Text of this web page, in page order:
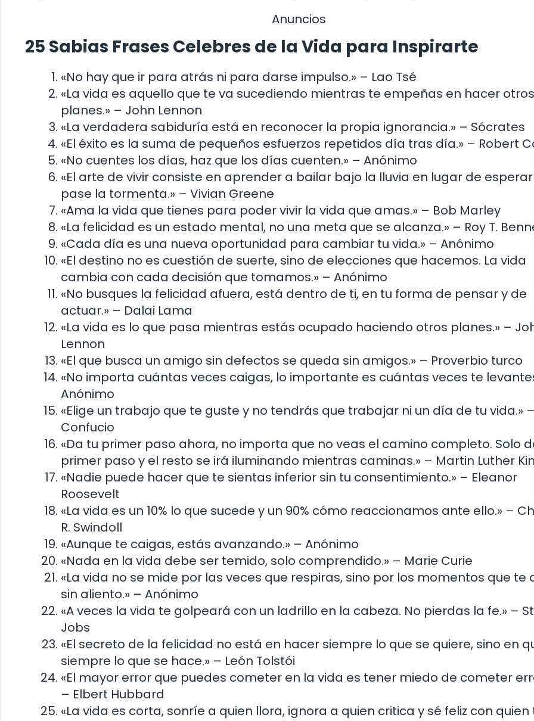
Anuncios
25 Sabias Frases Celebres de la Vida para Inspirarte
«No hay que ir para atrás ni para darse impulso.» – Lao Tsé
«La vida es aquello que te va sucediendo mientras te empeñas en hacer otros
planes.» – John Lennon
«La verdadera sabiduría está en reconocer la propia ignorancia.» – Sócrates
«El éxito es la suma de pequeños esfuerzos repetidos día tras día.» – Robert
«No cuentes los días, haz que los días cuenten.» – Anónimo
«El arte de vivir consiste en aprender a bailar bajo la lluvia en lugar de
pase la tormenta.» – Vivian Greene
«Ama la vida que tienes para poder vivir la vida que amas.» – Bob Marley
«La felicidad es un estado mental, no una meta que se alcanza.» – Roy T.
«Cada día es una nueva oportunidad para cambiar tu vida.» – Anónimo
«El destino no es cuestión de suerte, sino de elecciones que hacemos. La vida
cambia con cada decisión que tomamos.» – Anónimo
«No busques la felicidad afuera, está dentro de ti, en tu forma de pensar y de
actuar.» – Dalai Lama
«La vida es lo que pasa mientras estás ocupado haciendo otros planes.» –
Lennon
«El que busca un amigo sin defectos se queda sin amigos.» – Proverbio turco
«No importa cuántas veces caigas, lo importante es cuántas veces te
Anónimo
«Elige un trabajo que te guste y no tendrás que trabajar ni un día de tu vida.»
Confucio
«Da tu primer paso ahora, no importa que no veas el camino completo. Solo
primer paso y el resto se irá iluminando mientras caminas.» – Martin Luther
«Nadie puede hacer que te sientas inferior sin tu consentimiento.» – Eleanor
Roosevelt
«La vida es un 10% lo que sucede y un 90% cómo reaccionamos ante ello.» –
R. Swindoll
«Aunque te caigas, estás avanzando.» – Anónimo
«Nada en la vida debe ser temido, solo comprendido.» – Marie Curie
«La vida no se mide por las veces que respiras, sino por los momentos que te
sin aliento.» – Anónimo
«A veces la vida te golpeará con un ladrillo en la cabeza. No pierdas la fe.» –
Jobs
«El secreto de la felicidad no está en hacer siempre lo que se quiere, sino en
siempre lo que se hace.» – León Tolstói
«El mayor error que puedes cometer en la vida es tener miedo de cometer
– Elbert Hubbard
«La vida es corta, sonríe a quien llora, ignora a quien critica y sé feliz con quien